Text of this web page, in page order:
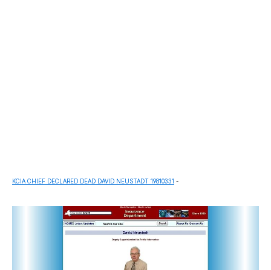
KCIA CHIEF DECLARED DEAD DAVID NEUSTADT 19810331 -